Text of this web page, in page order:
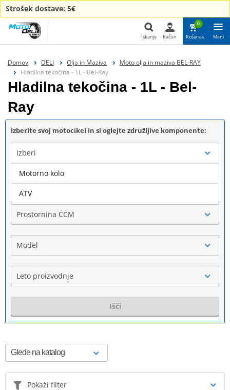
Strošek dostave: 5€
Iskanje
Iskanje Račun
0
Košarica Meni
Domov DELI Olja in Maziva
Moto olja in maziva BEL-RAY
Hladilna tekočina - 1L - Bel-Ray
Hladilna tekočina - 1L - Bel-
Ray
Izberite svoj motocikel in si oglejte združljive komponente:
Izberi
Blagovna znamka
Prostornina CCM
Model
Leto proizvodnje
Išči
Pokaži filter
Motorno kolo
ATV